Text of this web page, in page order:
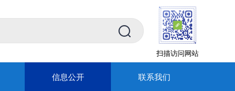
扫描访问网站
信息公开 联系我们